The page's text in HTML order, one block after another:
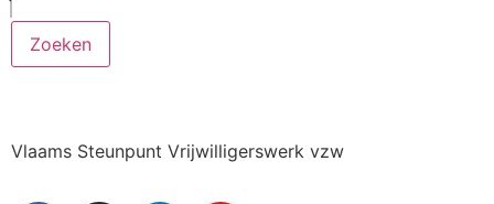
Zoeken
Vlaams Steunpunt Vrijwilligerswerk vzw